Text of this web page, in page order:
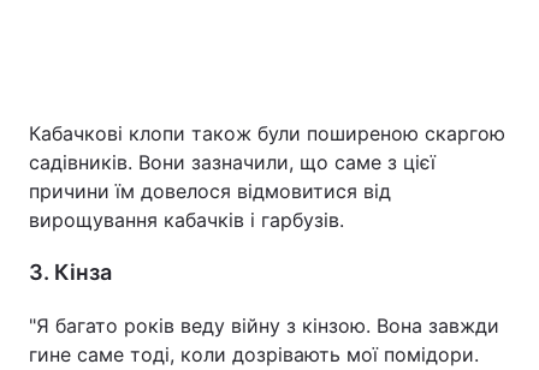
Кабачкові клопи також були поширеною скаргою
садівників. Вони зазначили, що саме з цієї
причини їм довелося відмовитися від
вирощування кабачків і гарбузів.
3. Кінза
"Я багато років веду війну з кінзою. Вона завжди
гине саме тоді, коли дозрівають мої помідори.